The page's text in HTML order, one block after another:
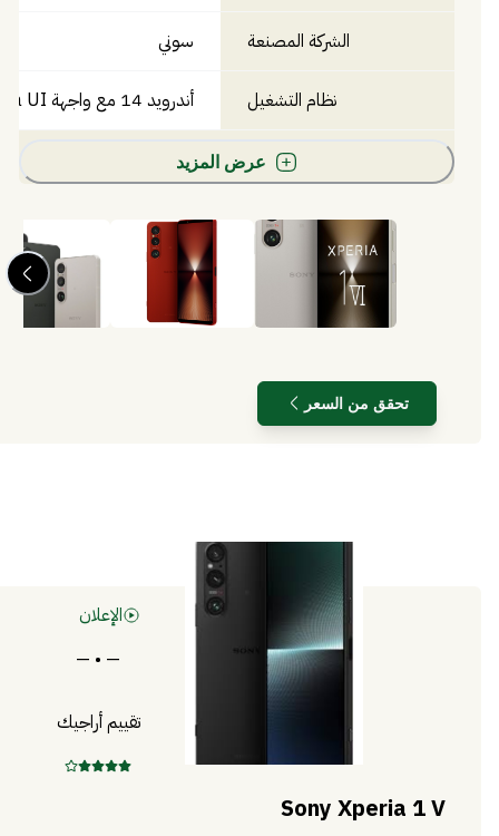
الشركة المصنعة سوني
نظام التشغيل أندرويد 14 مع واجهة Xperia UI
عرض المزيد
تحقق من السعر
الإعلان
— • —
تقييم أراجيك
Sony Xperia 1 V